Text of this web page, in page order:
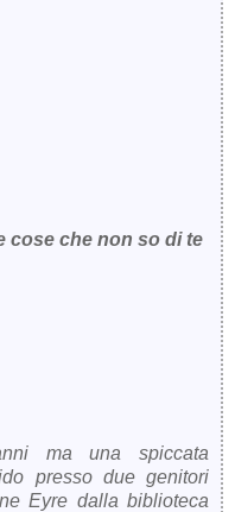
cose che non so di te
ma una spiccata
presso due genitori
Eyre dalla biblioteca